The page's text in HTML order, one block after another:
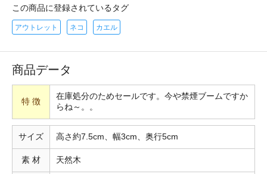
この商品に登録されているタグ
アウトレット ネコ カエル
商品データ
特 徴
在庫処分のためセールです。今や禁煙ブームですか
らね～。。
サイズ 高さ約7.5cm、幅3cm、奥行5cm
素 材 天然木